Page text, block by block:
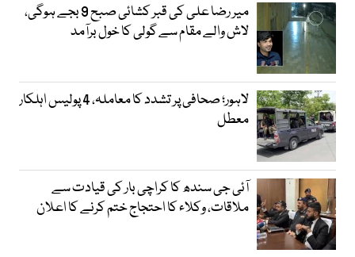
میر رضا علی کی قبر کشائی صبح 9 بجے ہوگی،
لاش والے مقام سے گولی کا خول برآمد
لاہور؛ صحافی پر تشدد کا معاملہ، 4 پولیس اہلکار
معطل
آئی جی سندھ کا کراچی بار کی قیادت سے
ملاقات، وکلاء کا احتجاج ختم کرنے کا اعلان